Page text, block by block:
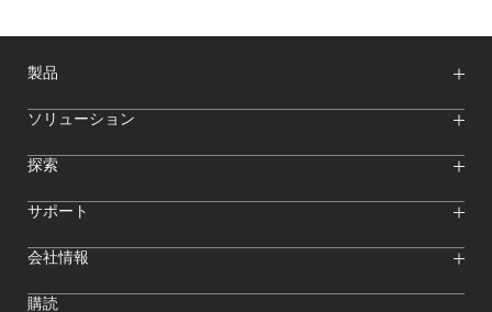
ョ
ン
製品
ワイヤレスマイク
インターカムシステム
カメラモニター
ソリューション
ワイヤレスインターカムシステム
探索
オンラインイベント
Hollylandブログ
クリエイター向けリソース
ビデオセンター
サポート
ダウンロード
購入先
会社情報
フォーラム
購読